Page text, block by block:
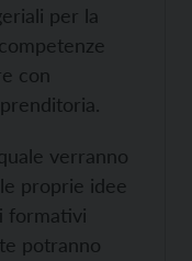
per la
con
verranno
proprie idee
formativi
potranno